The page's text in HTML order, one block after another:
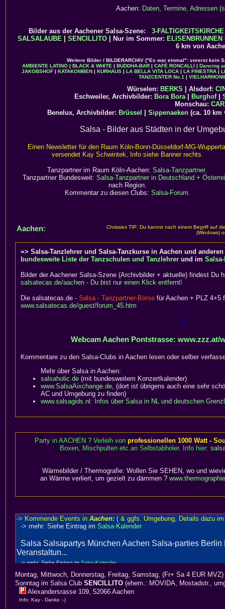
Aachen: Daten, Termine, Adressen
Bilder aus der Aachener Salsa-Szene: 3-FALTIGKEITSKIRCHE
SALSALAUBE| SENCILLITO| Nur im Sommer: ELISENBRUNNEN
6 km von
Weitere Bilder / BILDERARCHIV ("Es war einmal": vorerst kein
AMBIENTE LATINO| BLACK & WHITE | BUDDHA-BAR| CAFÉ RONCALLI| Dancing
JAKOBSHOF | KATAKOMBEN | KURHAUS | LA BELLA VITA LOCA | LA FINESTRA |
TANZCENTER No.1 |
Würselen: BERKS | Alsdorf:
Eschweiler, Archivbilder: Bora Bora| Burghof|
Monschau:
Benelux, Archivbilder: Brüssel Sippenaeken(ca. 10 km
Salsa - Bilder aus Städten in der
Einen Newsletter für den Raum Köln-Bonn-Düsseldorf-MG-
versendet Kay Schwintek, Info siehe Banner rechts.
Tanzpartner im Raum Köln-Aachen: Salsa-Tanzpartner.
Tanzpartner Bundesweit: Salsa-Tanzpartner in Deutschland +
nach Region.
Kommentar zu diesen Clubs: Salsa-Forum.
Aachen:
Chrissies TIP: Du kannst nach einem Begriff auf
(Windows)
=> Salsa-Tanzlehrer und Salsa-Tanzkurse in Aachen und
bundesweite Liste der Tanzschulen und Tanzlehrer und im
Bilder der Aachener Salsa-Szene (Archivbilder + aktuelle) findest Du
salsatecas.de/aachen - Du bist nur einen Klick entfernt!
Die salsatecas.de - Salsa - Tanzpartner-Börse für Aachen + PLZ 4+5
www.salsatecas.de/guest/forum_45.htm
Webcam Aachen Pontstrasse: www.zzz.at/
Kommentare zu den Salsa-Clubs in Aachen lesen oder selber
Mehr über Salsa in Aachen:
salsaholic.de (mit bundesweitem Konzertkalender)
www.SalsaAixchange.de, (dort ist übrigens auch eine sehr
AC und Umgebung zu finden)
www.salsagids.nl: Infos über Salsa in NL und deutschen
Party in AACHEN ? Verleih von professionellen 1000 Watt -
Boxen, Mischpulten etc.an Selbstabholer. Info hier:
Wärmebilder / Thermografie: Wollen Sie SEHEN, wo und
an Wärme verliert, um gezielt zu dämmen ?
Montag, Mittwoch, Donnerstag, Freitag, Samstag, (Fr+ Sa 4 EUR MVZ)
Sonntag im Salsa Club SENCILLITO (ehem.: MOVIDA, Mostadstr.,
Alexandersrasse 109, 52066 Aachen
Info: Kay - Danke :-)